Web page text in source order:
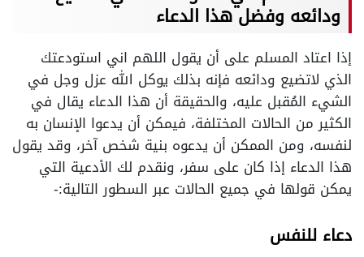
ودائعه وفضل هذا الدعاء
إذا اعتاد المسلم على أن يقول اللهم اني استودعتك
الذي لاتضيع ودائعه فإنه بذلك يوكل الله عزل وجل في
الشيء المُقبل عليه، والحقيقة أن هذا الدعاء يقال في
الكثير من الحالات المختلفة، فيمكن أن يدعوا الإنسان به
لنفسه، ومن الممكن أن يدعوه بنية شخص آخر، وقد يقول
هذا الدعاء إذا كان على سفر، ونقدم لك الأدعية التي
يمكن قولها في جميع الحالات عبر السطور التالية:-
دعاء للنفس